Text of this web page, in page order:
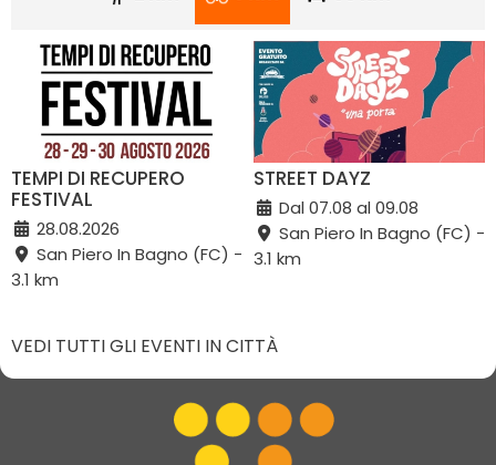
TEMPI DI RECUPERO
FESTIVAL
28.08.2026
San Piero In Bagno (FC) -
3.1 km
STREET DAYZ
Dal 07.08 al 09.08
San Piero In Bagno (FC) -
3.1 km
VEDI TUTTI GLI EVENTI IN CITTÀ